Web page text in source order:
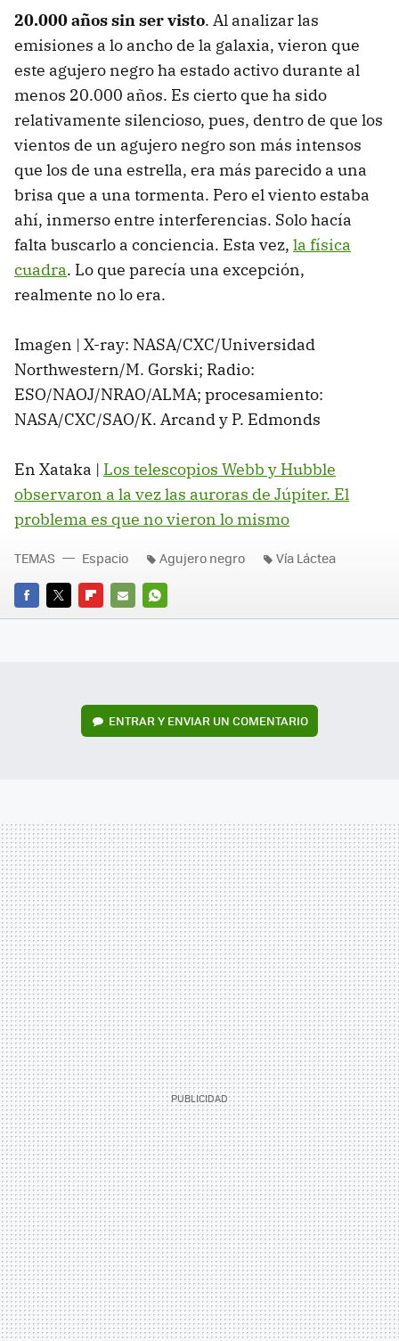
20.000 años sin ser visto. Al analizar las
emisiones a lo ancho de la galaxia, vieron que
este agujero negro ha estado activo durante al
menos 20.000 años. Es cierto que ha sido
relativamente silencioso, pues, dentro de que los
vientos de un agujero negro son más intensos
que los de una estrella, era más parecido a una
brisa que a una tormenta. Pero el viento estaba
ahí, inmerso entre interferencias. Solo hacía
falta buscarlo a conciencia. Esta vez, la física
cuadra. Lo que parecía una excepción,
realmente no lo era.
Imagen | X-ray: NASA/CXC/Universidad
Northwestern/M. Gorski; Radio:
ESO/NAOJ/NRAO/ALMA; procesamiento:
NASA/CXC/SAO/K. Arcand y P. Edmonds
En Xataka | Los telescopios Webb y Hubble
observaron a la vez las auroras de Júpiter. El
problema es que no vieron lo mismo
FACEBOOK
TWITTERFLIPBOARD
E-
WHATSAPP
TEMAS Espacio Agujero negro Vía Láctea
ENTRAR Y ENVIAR UN COMENTARIO